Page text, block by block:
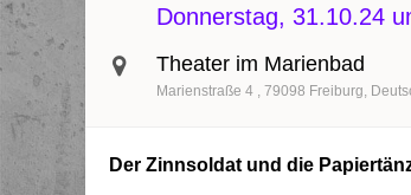
Donnerstag, 31.10.24
Theater im Marienbad
Marienstraße 4 79098 Freiburg
Der Zinnsoldat und die